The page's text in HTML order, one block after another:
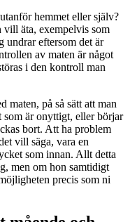
hemmet eller själv?
äta, exempelvis som
undrar eftersom det är
av maten är något
i den kontroll man
maten, på så sätt att man
som är onyttigt, eller börjar
bort. Att ha problem
vill säga, vara en
som innan. Allt detta
men om hon samtidigt
precis som ni